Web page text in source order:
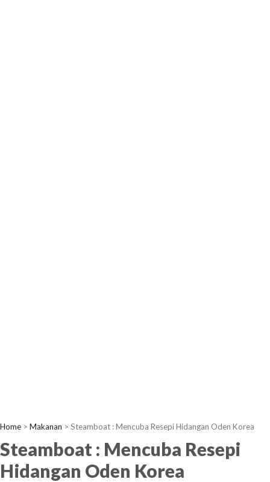
Home > Makanan > Steamboat : Mencuba Resepi Hidangan Oden Korea
Steamboat : Mencuba Resepi
Hidangan Oden Korea